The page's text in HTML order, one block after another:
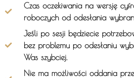
Czas oczekiwania na wersję
roboczych od odesłania
Jeśli po sesji będziecie
bez problemu po odesłaniu
Was szybciej.
Nie ma możliwości oddania